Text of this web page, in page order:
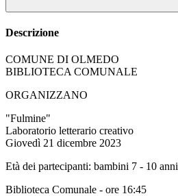
Descrizione
COMUNE DI OLMEDO
BIBLIOTECA COMUNALE
ORGANIZZANO
"Fulmine"
Laboratorio letterario creativo
Giovedì 21 dicembre 2023
Età dei partecipanti: bambini 7 - 10 anni
Biblioteca Comunale - ore 16:45